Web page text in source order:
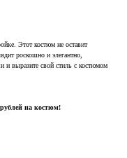
Этот костюм не оставит
роскошно и элегантно,
и выразите свой стиль с костюмом
на костюм!